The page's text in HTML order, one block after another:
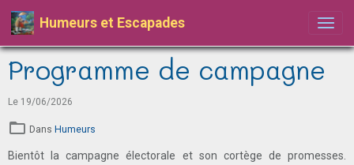
Humeurs et Escapades
Programme de campagne
Le 19/06/2026
Dans Humeurs
Bientôt la campagne électorale et son cortège de promesses.